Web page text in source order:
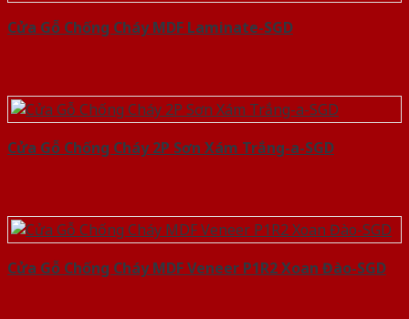
Cửa Gỗ Chống Cháy MDF Laminate-SGD
Cửa Gỗ Chống Cháy 2P Sơn Xám Trắng-a-SGD
Cửa Gỗ Chống Cháy MDF Veneer P1R2 Xoan Đào-SGD